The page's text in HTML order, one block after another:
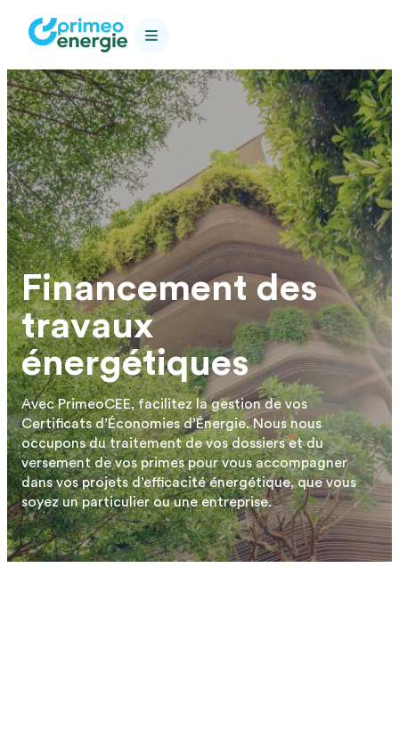
Financement des
travaux
énergétiques
Avec PrimeoCEE, facilitez la gestion de vos
Certificats d’Économies d’Énergie. Nous nous
occupons du traitement de vos dossiers et du
versement de vos primes pour vous accompagner
dans vos projets d’efficacité énergétique, que vous
soyez un particulier ou une entreprise.